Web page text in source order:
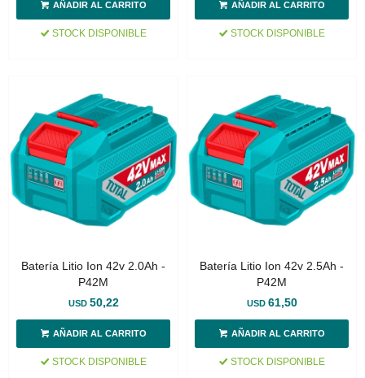
STOCK DISPONIBLE STOCK DISPONIBLE
Batería Litio Ion 42v 2.0Ah -
P42M
USD 50,22
STOCK DISPONIBLE
Batería Litio Ion 42v 2.5Ah -
P42M
USD 61,50
STOCK DISPONIBLE